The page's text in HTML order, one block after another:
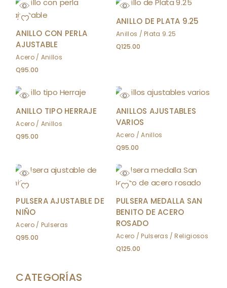
ANILLO CON PERLA
AJUSTABLE
Acero
Anillos
Q95.00
ANILLO DE PLATA 9.25
Anillos
Plata 9.25
Q125.00
ANILLO TIPO HERRAJE
Acero
Anillos
Q95.00
ANILLOS AJUSTABLES
VARIOS
Acero
Anillos
Q95.00
PULSERA AJUSTABLE DE
NIÑO
Acero
Pulseras
Q95.00
PULSERA MEDALLA SAN
BENITO DE ACERO
ROSADO
Acero Pulseras
Religiosos
Q125.00
CATEGORÍAS